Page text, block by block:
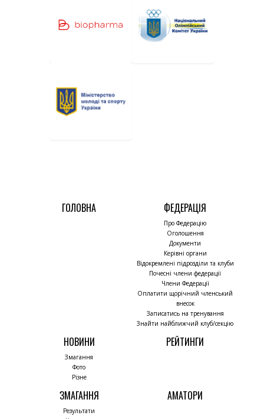
ГОЛОВНА ФЕДЕРАЦІЯ
Про Федерацію
Оголошення
Документи
Керівні органи
Відокремлені підрозділи та клуби
Почесні члени федерації
Члени Федерації
Оплатити щорічний членський
внесок
Записатись на тренування
Знайти найближчий клуб/секцію
НОВИНИ
Змагання
Фото
Різне
РЕЙТИНГИ
ЗМАГАННЯ
Результати
АМАТОРИ